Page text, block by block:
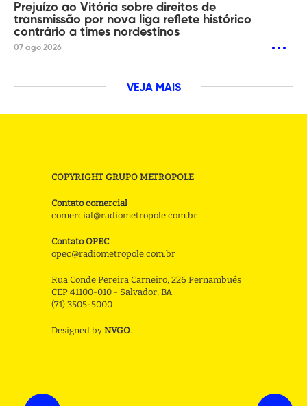
Prejuízo ao Vitória sobre direitos de
transmissão por nova liga reflete histórico
contrário a times nordestinos
07 ago 2026
VEJA MAIS
COPYRIGHT GRUPO METROPOLE
Contato comercial
comercial@radiometropole.com.br
Contato OPEC
opec@radiometropole.com.br
Rua Conde Pereira Carneiro, 226 Pernambués
CEP 41100-010 - Salvador, BA
(71) 3505-5000
Designed by NVGO.